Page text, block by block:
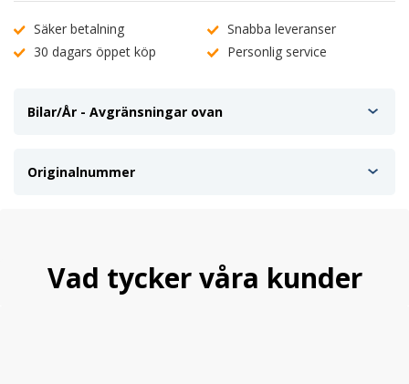
Säker betalning
Snabba leveranser
30 dagars öppet köp
Personlig service
Bilar/År - Avgränsningar ovan
Originalnummer
Vad tycker våra kunder